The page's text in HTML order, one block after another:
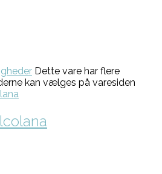
Dette vare har flere
kan vælges på varesiden